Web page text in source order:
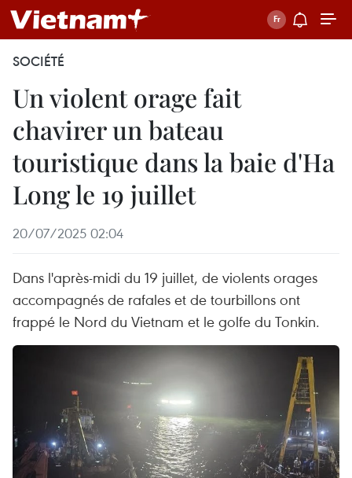
SOCIÉTÉ
Un violent orage fait
chavirer un bateau
touristique dans la baie d'Ha
Long le 19 juillet
20/07/2025 02:04
Dans l'après-midi du 19 juillet, de violents orages
accompagnés de rafales et de tourbillons ont
frappé le Nord du Vietnam et le golfe du Tonkin.